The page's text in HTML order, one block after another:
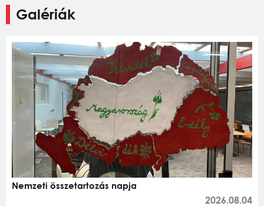
Galériák
Nemzeti összetartozás napja
2026.08.04